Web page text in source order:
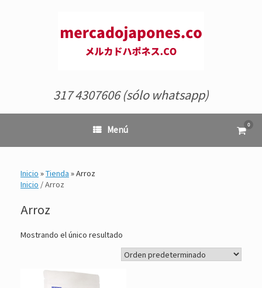
317 4307606 (sólo whatsapp)
Menú Ver
el
0
Inicio »Tienda »Arroz
Inicio / Arroz
Arroz
Mostrando el único resultado